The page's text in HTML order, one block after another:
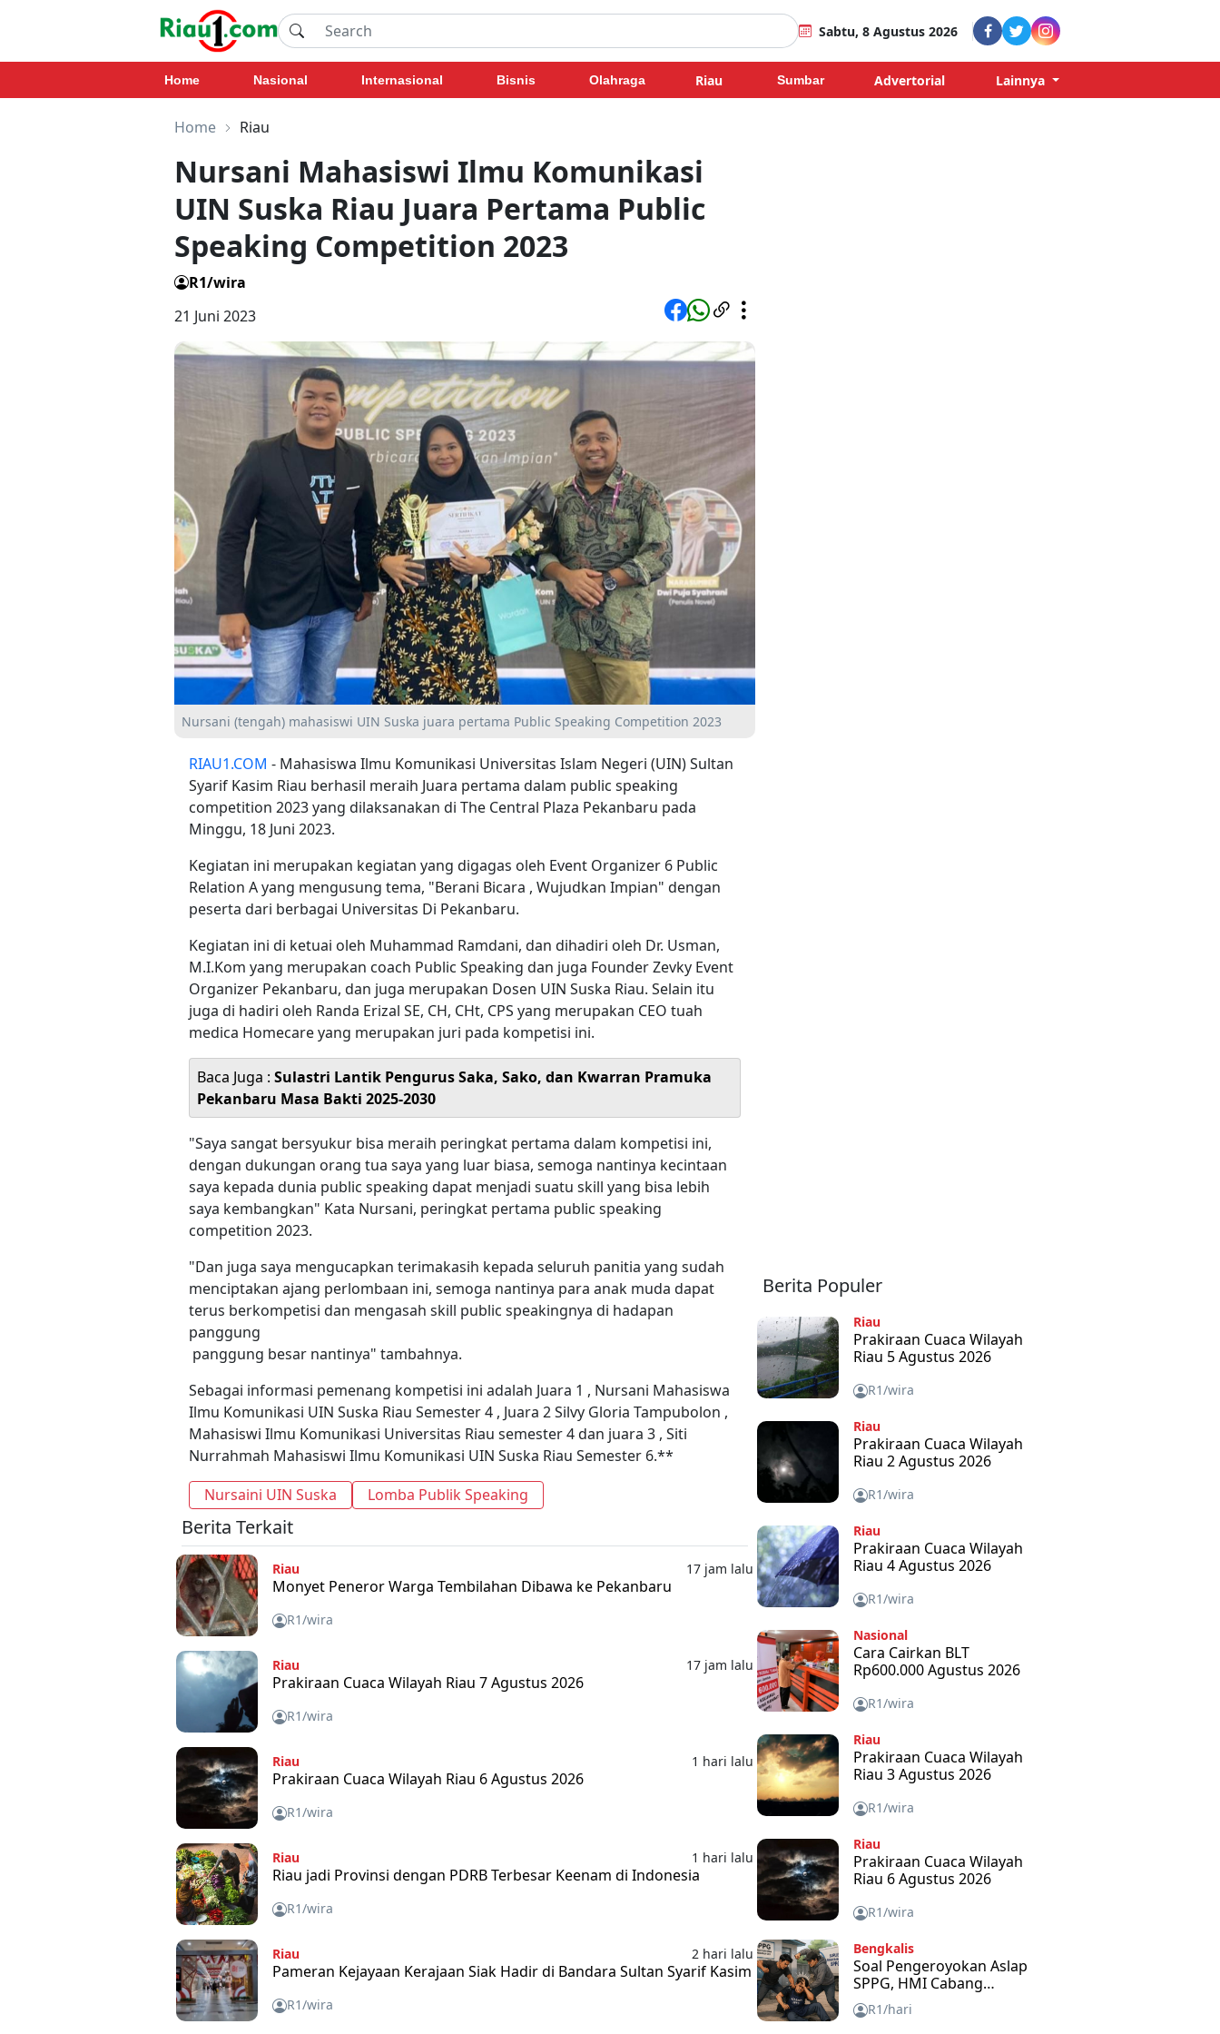
Sabtu, 8 Agustus 2026
Home Nasional Internasional Bisnis Olahraga Riau Sumbar Advertorial Lainnya
Home Riau
Nursani Mahasiswi Ilmu Komunikasi
UIN Suska Riau Juara Pertama Public
Speaking Competition 2023
R1/wira
21 Juni 2023
Nursani (tengah) mahasiswi UIN Suska juara pertama Public Speaking Competition 2023
RIAU1.COM - Mahasiswa Ilmu Komunikasi Universitas Islam Negeri (UIN) Sultan
Syarif Kasim Riau berhasil meraih Juara pertama dalam public speaking
competition 2023 yang dilaksanakan di The Central Plaza Pekanbaru pada
Minggu, 18 Juni 2023.
Kegiatan ini merupakan kegiatan yang digagas oleh Event Organizer 6 Public
Relation A yang mengusung tema, "Berani Bicara , Wujudkan Impian" dengan
peserta dari berbagai Universitas Di Pekanbaru.
Kegiatan ini di ketuai oleh Muhammad Ramdani, dan dihadiri oleh Dr. Usman,
M.I.Kom yang merupakan coach Public Speaking dan juga Founder Zevky Event
Organizer Pekanbaru, dan juga merupakan Dosen UIN Suska Riau. Selain itu
juga di hadiri oleh Randa Erizal SE, CH, CHt, CPS yang merupakan CEO tuah
medica Homecare yang merupakan juri pada kompetisi ini.
Baca Juga : Sulastri Lantik Pengurus Saka, Sako, dan Kwarran Pramuka
Pekanbaru Masa Bakti 2025-2030
"Saya sangat bersyukur bisa meraih peringkat pertama dalam kompetisi ini,
dengan dukungan orang tua saya yang luar biasa, semoga nantinya kecintaan
saya kepada dunia public speaking dapat menjadi suatu skill yang bisa lebih
saya kembangkan" Kata Nursani, peringkat pertama public speaking
competition 2023.
"Dan juga saya mengucapkan terimakasih kepada seluruh panitia yang sudah
menciptakan ajang perlombaan ini, semoga nantinya para anak muda dapat
terus berkompetisi dan mengasah skill public speakingnya di hadapan
panggung
panggung besar nantinya" tambahnya.
Sebagai informasi pemenang kompetisi ini adalah Juara 1 , Nursani Mahasiswa
Ilmu Komunikasi UIN Suska Riau Semester 4 , Juara 2 Silvy Gloria Tampubolon ,
Mahasiswi Ilmu Komunikasi Universitas Riau semester 4 dan juara 3 , Siti
Nurrahmah Mahasiswi Ilmu Komunikasi UIN Suska Riau Semester 6.**
Nursaini UIN Suska
Lomba Publik Speaking
Berita Terkait
Riau 17 jam lalu
Monyet Peneror Warga Tembilahan Dibawa ke Pekanbaru
R1/wira
Riau 17 jam lalu
Prakiraan Cuaca Wilayah Riau 7 Agustus 2026
R1/wira
Riau 1 hari lalu
Prakiraan Cuaca Wilayah Riau 6 Agustus 2026
R1/wira
Riau 1 hari lalu
Riau jadi Provinsi dengan PDRB Terbesar Keenam di Indonesia
R1/wira
Riau 2 hari lalu
Pameran Kejayaan Kerajaan Siak Hadir di Bandara Sultan Syarif Kasim
R1/wira
Berita Populer
Riau
Prakiraan Cuaca Wilayah
Riau 5 Agustus 2026
R1/wira
Riau
Prakiraan Cuaca Wilayah
Riau 2 Agustus 2026
R1/wira
Riau
Prakiraan Cuaca Wilayah
Riau 4 Agustus 2026
R1/wira
Nasional
Cara Cairkan BLT
Rp600.000 Agustus 2026
R1/wira
Riau
Prakiraan Cuaca Wilayah
Riau 3 Agustus 2026
R1/wira
Riau
Prakiraan Cuaca Wilayah
Riau 6 Agustus 2026
R1/wira
Bengkalis
Soal Pengeroyokan Aslap
SPPG, HMI Cabang
Bengkalis Kecam dan
Minta APH Usut Tuntas
R1/hari